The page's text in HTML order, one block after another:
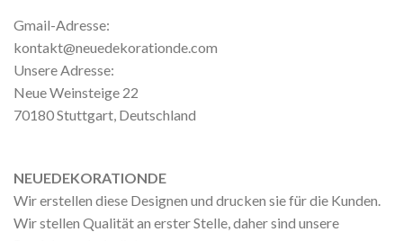
Gmail-Adresse:
kontakt@neuedekorationde.com
Unsere Adresse:
Neue Weinsteige 22
70180 Stuttgart, Deutschland
NEUEDEKORATIONDE
Wir erstellen diese Designen und drucken sie für die Kunden.
Wir stellen Qualität an erster Stelle, daher sind unsere